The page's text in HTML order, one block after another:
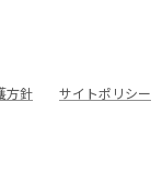
方針 サイトポリシー